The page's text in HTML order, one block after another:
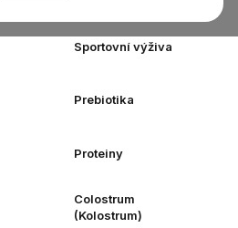
Sportovní výživa
Prebiotika
Proteiny
Colostrum
(Kolostrum)